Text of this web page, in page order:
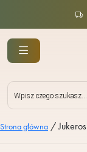
Wyszukiwarka
produktów
Strona główna /Jukeros